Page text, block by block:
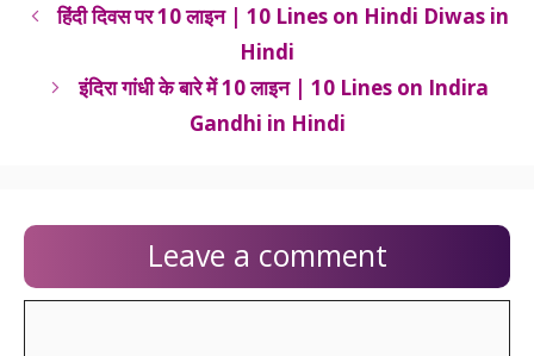
हिंदी दिवस पर 10 लाइन | 10 Lines on Hindi Diwas in
Hindi
इंदिरा गांधी के बारे में 10 लाइन | 10 Lines on Indira
Gandhi in Hindi
Leave a comment